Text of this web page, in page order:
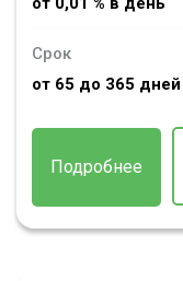
Срок
от 65 до 365 дней
Подробнее